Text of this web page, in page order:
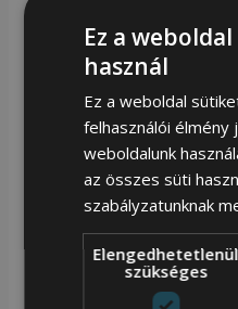
A lecsatolható, állítható
táska kézitáskaként és
hordható, így
stílusokhoz és
Főbb jellemzők:
Tartós, gobelin
medvemintás
Ez a
használ
Ez a weboldal
felhasználói élmény
weboldalunk
az összes süti
szabályzatunknak
Elengedhetetlenül
szükséges